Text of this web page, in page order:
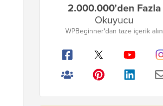
Kenar
Çubuğu
2.000.000'den Fazla
Okuyucu
WPBeginner'dan taze içerik alın